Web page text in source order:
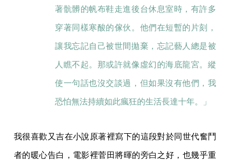
著骯髒的帆布鞋走進後台休息室時，有許多
穿著同樣寒酸的傢伙。他們在短暫的片刻，
讓我忘記自己被世間拋棄，忘記藝人總是被
人瞧不起。那或許就像虛幻的海底龍宮。縱
使一句話也沒交談過，但如果沒有他們，我
恐怕無法持續如此瘋狂的生活長達十年。」
我很喜歡又吉在小說原著裡寫下的這段對於同世代奮鬥
者的暖心告白，電影裡菅田將暉的旁白之好，也幾乎重